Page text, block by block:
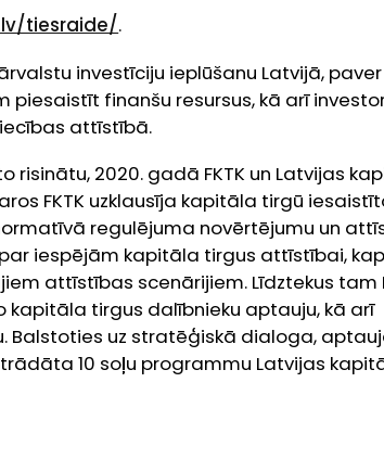
tiesraide/.
investīciju ieplūšanu Latvijā,
finanšu resursus, kā arī
attīstībā.
2020. gadā FKTK un Latvijas
FKTK uzklausīja kapitāla tirgū
regulējuma novērtējumu un
iespējām kapitāla tirgus attīstībai,
attīstības scenārijiem. Līdztekus tam
kapitāla tirgus dalībnieku aptauju, kā arī
Balstoties uz stratēģiskā dialoga,
10 soļu programmu Latvijas